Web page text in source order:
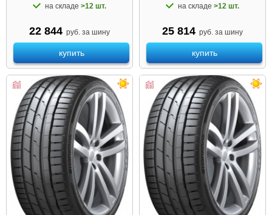
на складе >12 шт.
22 844 руб. за шину
купить
на складе >12 шт.
25 814 руб. за шину
купить